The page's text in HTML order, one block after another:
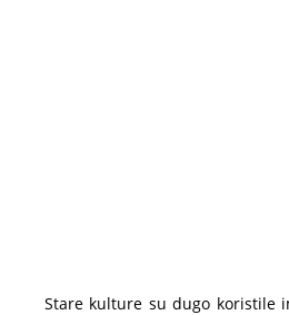
Stare kulture su dugo koristile